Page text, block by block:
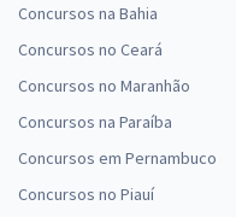
Concursos na Bahia
Concursos no Ceará
Concursos no Maranhão
Concursos na Paraíba
Concursos em Pernambuco
Concursos no Piauí